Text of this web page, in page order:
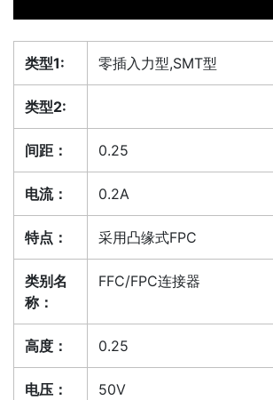
类型1: 零插入力型,SMT型
类型2:
间距： 0.25
电流： 0.2A
特点： 采用凸缘式FPC
类别名
称：
FFC/FPC连接器
高度： 0.25
电压： 50V